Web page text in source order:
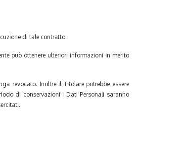
di tale contratto.
può ottenere ulteriori informazioni in merito
revocato. Inoltre il Titolare potrebbe essere
di conservazioni i Dati Personali saranno